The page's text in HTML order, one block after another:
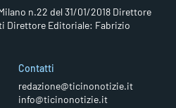
n.22 del 31/01/2018 Direttore
Direttore Editoriale: Fabrizio
Contatti
redazione@ticinonotizie.it
info@ticinonotizie.it